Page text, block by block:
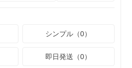
シンプル（0）
即日発送（0）